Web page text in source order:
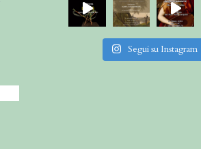
Segui su Instagram